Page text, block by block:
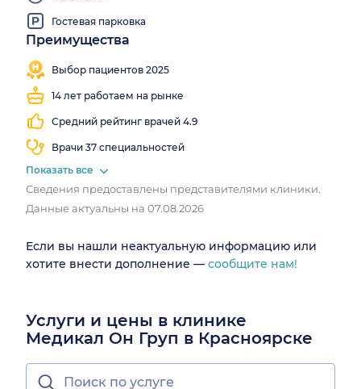
Гостевая парковка
Преимущества
Выбор пациентов 2025
14 лет работаем на рынке
Средний рейтинг врачей 4.9
Врачи 37 специальностей
Записалось
человек
запись
Работаем
выходные
Показать все
Сведения предоставлены представителями клиники.
Данные актуальны на 07.08.2026
Если вы нашли неактуальную информацию или
хотите внести дополнение — сообщите нам!
Услуги и цены в клинике
Медикал Он Груп в Красноярске